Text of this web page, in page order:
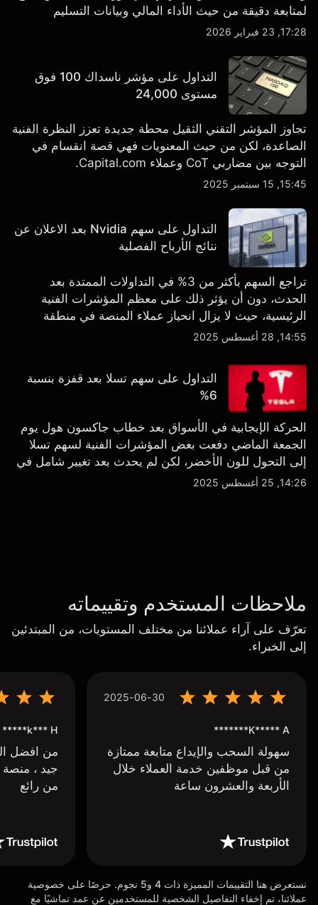
لمتابعة دقيقة من حيث الأداء المالي وبيانات التسليم
والتطورات في التكنولوجيا والتصنيع. استكشف أهداف أسعار
17:28, 23 فبراير 2026
التداول على مؤشر ناسداك 100 فوق
مستوى 24,000
تجاوز المؤشر التقني الثقيل محطة جديدة تعزز النظرة الفنية
الصاعدة، لكن من حيث المعنويات فهي قصة انقسام في
التوجه بين مضاربي CoT وعملاء Capital.com.
15:45, 15 سبتمبر 2025
التداول على سهم Nvidia بعد الاعلان عن
نتائج الأرباح الفصلية
تراجع السهم بأكثر من 3% في التداولات الممتدة بعد
الحدث، دون أن يؤثر ذلك على معظم المؤشرات الفنية
الرئيسية، حيث لا يزال انحياز عملاء المنصة في منطقة
الشراء المفرط.
14:55, 28 أغسطس 2025
التداول على سهم تسلا بعد قفزة بنسبة
6%
الحركة الإيجابية في الأسواق بعد خطاب جاكسون هول يوم
الجمعة الماضي دفعت بعض المؤشرات الفنية لسهم تسلا
إلى التحول للون الأخضر، لكن لم يحدث بعد تغيير شامل في
النظرة الفنية سواء على الإطار اليومي أو الأسبوعي.
14:26, 25 أغسطس 2025
ملاحظات المستخدم وتقييماته
تعرّف على آراء عملائنا من مختلف المستويات، من المبتدئين
إلى الخبراء.
2025-06-30
K***** A*******
سهولة السحب والإيداع متابعة ممتازة
من قبل موظفين خدمة العملاء خلال
الأربعة والعشرون ساعة
k*** H*****
من افضل
جيد ،
من رائع
نستعرض هنا التقييمات المميزة ذات 4 و5 نجوم. حرصًا على خصوصية
عملائنا، تم إخفاء التفاصيل الشخصية للمستخدمين عن عمد تماشيًا مع